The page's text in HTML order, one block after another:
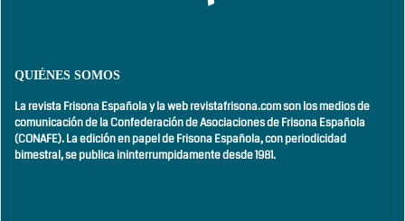
QUIÉNES SOMOS
La revista Frisona Española y la web revistafrisona.com son los medios de
comunicación de la Confederación de Asociaciones de Frisona Española
(CONAFE). La edición en papel de Frisona Española, conperiodicidad
bimestral,se publica ininterrumpidamente desde 1981.